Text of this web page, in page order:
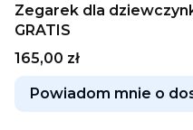
Zegarek dla dziewczynki JVD J7207.8 Kwiaty
GRATIS
Cena
165,00 zł
Powiadom mnie o